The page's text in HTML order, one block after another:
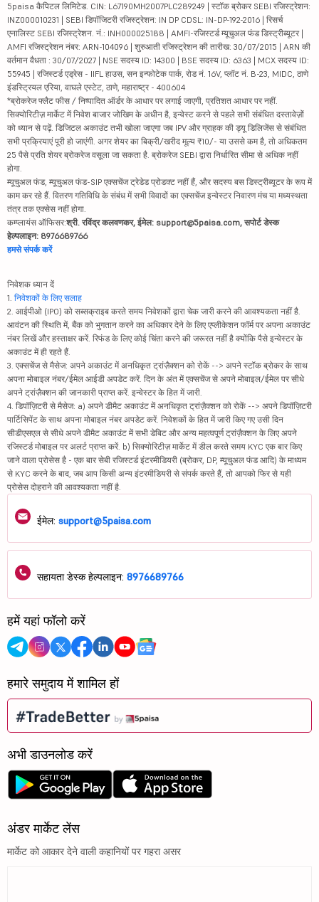
5paisa कैपिटल लिमिटेड. CIN: L67190MH2007PLC289249 | स्टॉक ब्रोकर SEBI रजिस्ट्रेशन:
INZ000010231 | SEBI डिपॉजिटरी रजिस्ट्रेशन: IN DP CDSL: IN-DP-192-2016 | रिसर्च
एनालिस्ट SEBI रजिस्ट्रेशन. नं.: INH000025188 | AMFI-रजिस्टर्ड म्यूचुअल फंड डिस्ट्रीब्यूटर |
AMFI रजिस्ट्रेशन नंबर: ARN-104096 | शुरुआती रजिस्ट्रेशन की तारीख: 30/07/2015 | ARN की
वर्तमान वैधता : 30/07/2027 | NSE सदस्य ID: 14300 | BSE सदस्य ID: 6363 | MCX सदस्य ID:
55945 | रजिस्टर्ड एड्रेस - IIFL हाउस, सन इन्फोटेक पार्क, रोड नं. 16V, प्लॉट नं. B-23, MIDC, ठाणे
इंडस्ट्रियल एरिया, वाघले एस्टेट, ठाणे, महाराष्ट्र - 400604
*ब्रोकरेज फ्लैट फीस / निष्पादित ऑर्डर के आधार पर लगाई जाएगी, प्रतिशत आधार पर नहीं.
सिक्योरिटीज़ मार्केट में निवेश बाजार जोखिम के अधीन है, इन्वेस्ट करने से पहले सभी संबंधित दस्तावेज़ों
को ध्यान से पढ़ें. डिजिटल अकाउंट तभी खोला जाएगा जब IPV और ग्राहक की ड्यू डिलिजेंस से संबंधित
सभी प्रक्रियाएं पूरी हो जाएंगी. अगर शेयर का बिक्री/खरीद मूल्य ₹10/- या उससे कम है, तो अधिकतम
25 पैसे प्रति शेयर ब्रोकरेज वसूला जा सकता है. ब्रोकरेज SEBI द्वारा निर्धारित सीमा से अधिक नहीं
होगा.
म्यूचुअल फंड, म्यूचुअल फंड-SIP एक्सचेंज ट्रेडेड प्रोडक्ट नहीं हैं, और सदस्य बस डिस्ट्रीब्यूटर के रूप में
काम कर रहे हैं. वितरण गतिविधि के संबंध में सभी विवादों का एक्सचेंज इन्वेस्टर निवारण मंच या मध्यस्थता
तंत्र तक एक्सेस नहीं होगा.
कम्प्लायंस ऑफिसर:श्री. रविंद्र कलवणकर, ईमेल: support@5paisa.com, सपोर्ट डेस्क
हेल्पलाइन: 8976689766
हमसे संपर्क करें
निवेशक ध्यान दें
1. निवेशकों के लिए सलाह
2. आईपीओ (IPO) को सब्सक्राइब करते समय निवेशकों द्वारा चेक जारी करने की आवश्यकता नहीं है.
आवंटन की स्थिति में, बैंक को भुगतान करने का अधिकार देने के लिए एप्लीकेशन फॉर्म पर अपना अकाउंट
नंबर लिखें और हस्ताक्षर करें. रिफंड के लिए कोई चिंता करने की जरूरत नहीं है क्योंकि पैसे इन्वेस्टर के
अकाउंट में ही रहते हैं.
3. एक्सचेंज से मैसेज: अपने अकाउंट में अनधिकृत ट्रांज़ैक्शन को रोकें --> अपने स्टॉक ब्रोकर के साथ
अपना मोबाइल नंबर/ईमेल आईडी अपडेट करें. दिन के अंत में एक्सचेंज से अपने मोबाइल/ईमेल पर सीधे
अपने ट्रांज़ैक्शन की जानकारी प्राप्त करें. इन्वेस्टर के हित में जारी.
4. डिपॉज़िटरी से मैसेज: a) अपने डीमैट अकाउंट में अनधिकृत ट्रांज़ैक्शन को रोकें --> अपने डिपॉज़िटरी
पार्टिसिपेंट के साथ अपना मोबाइल नंबर अपडेट करें. निवेशकों के हित में जारी किए गए उसी दिन
सीडीएसएल से सीधे अपने डीमैट अकाउंट में सभी डेबिट और अन्य महत्वपूर्ण ट्रांज़ैक्शन के लिए अपने
रजिस्टर्ड मोबाइल पर अलर्ट प्राप्त करें. b) सिक्योरिटीज़ मार्केट में डील करते समय KYC एक बार किए
जाने वाला प्रोसेस है - एक बार सेबी रजिस्टर्ड इंटरमीडियरी (ब्रोकर, DP, म्यूचुअल फंड आदि) के माध्यम
से KYC करने के बाद, जब आप किसी अन्य इंटरमीडियरी से संपर्क करते हैं, तो आपको फिर से यही
प्रोसेस दोहराने की आवश्यकता नहीं है.
ईमेल: support@5paisa.com
सहायता डेस्क हेल्पलाइन: 8976689766
हमें यहां फॉलो करें
हमारे समुदाय में शामिल हों
अभी डाउनलोड करें
अंडर मार्केट लेंस
मार्केट को आकार देने वाली कहानियों पर गहरा असर